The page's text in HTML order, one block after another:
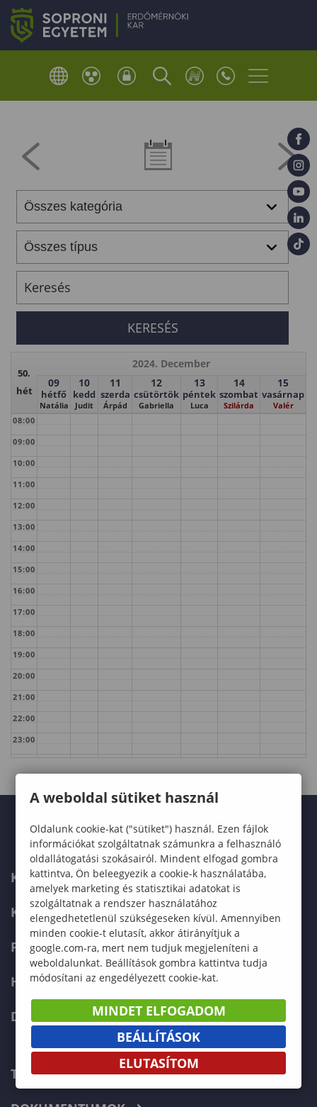
50.
hét
2024. December
09
hétfő
Natália
10
kedd
Judit
11
szerda
Árpád
12
csütörtök
Gabriella
13
péntek
Luca
14
szombat
Szilárda
15
vasárnap
Valér
08:00
09:00
10:00
11:00
12:00
13:00
14:00
15:00
16:00
17:00
18:00
19:00
20:00
21:00
22:00
23:00
KARUNK
KÉPZÉSEK
FELVÉTELIZŐKNEK
HALLGATÓKNAK
DOKTORI ISKOLA
TELEFONKÖNYV
A weboldal sütiket használ
Oldalunk cookie-kat ("sütiket") használ. Ezen fájlok
információkat szolgáltatnak számunkra a felhasználó
oldallátogatási szokásairól. Mindent elfogad gombra
kattintva, Ön beleegyezik a cookie-k használatába,
amelyek marketing és statisztikai adatokat is
szolgáltatnak a rendszer használatához
elengedhetetlenül szükségeseken kívül. Amennyiben
minden cookie-t elutasít, akkor átirányítjuk a
google.com-ra, mert nem tudjuk megjeleníteni a
weboldalunkat. Beállítások gombra kattintva tudja
módosítani az engedélyezett cookie-kat.
MINDET ELFOGADOM
BEÁLLÍTÁSOK
ELUTASÍTOM